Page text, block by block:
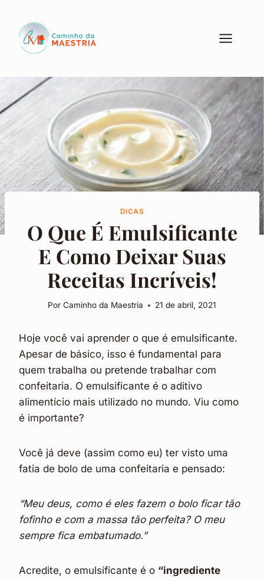
Conteúdo
DICAS
O Que É Emulsificante
E Como Deixar Suas
Receitas Incríveis!
Por Caminho da Maestria 21 de abril, 2021
Hoje você vai aprender o que é emulsificante.
Apesar de básico, isso é fundamental para
quem trabalha ou pretende trabalhar com
confeitaria. O emulsificante é o aditivo
alimentício mais utilizado no mundo. Viu como
é importante?
Você já deve (assim como eu) ter visto uma
fatia de bolo de uma confeitaria e pensado:
“Meu deus, como é eles fazem o bolo ficar tão
fofinho e com a massa tão perfeita? O meu
sempre fica embatumado.”
Acredite, o emulsificante é o “ingrediente